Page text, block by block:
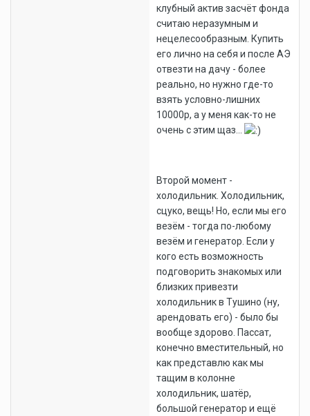
клубный актив засчёт фонда
считаю неразумным и
нецелесообразным. Купить
его лично на себя и после АЭ
отвезти на дачу - более
реально, но нужно где-то
взять условно-лишних
10000р, а у меня как-то не
очень с этим щаз...
Второй момент -
холодильник. Холодильник,
сцуко, вещь! Но, если мы его
везём - тогда по-любому
везём и генератор. Если у
кого есть возможность
подговорить знакомых или
близких привезти
холодильник в Тушино (ну,
арендовать его) - было бы
вообще здорово. Пассат,
конечно вместительный, но
как представлю как мы
тащим в колонне
холодильник, шатёр,
большой генератор и ещё